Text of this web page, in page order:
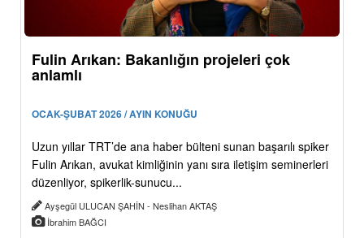
Fulin Arıkan: Bakanlığın projeleri çok
anlamlı
OCAK-ŞUBAT 2026 / AYIN KONUĞU
Uzun yıllar TRT’de ana haber bülteni sunan başarılı spiker
Fulin Arıkan, avukat kimliğinin yanı sıra iletişim seminerleri
düzenliyor, spikerlik-sunucu...
Ayşegül ULUCAN ŞAHİN - Neslihan AKTAŞ
İbrahim BAĞCI